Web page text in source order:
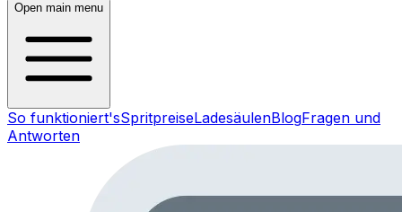
Open main menu
So funktioniert'sSpritpreiseLadesäulenBlogFragen und
Antworten